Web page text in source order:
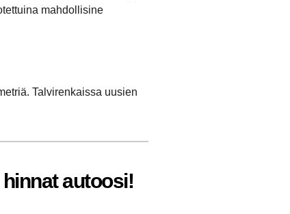
mahdollisine
Talvirenkaissa uusien
autoosi!